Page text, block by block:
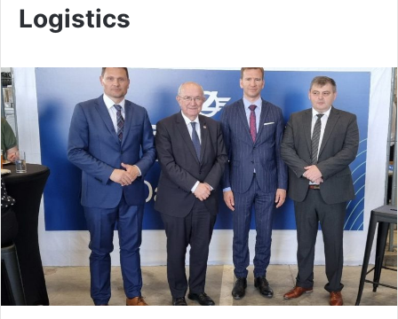
Logistics